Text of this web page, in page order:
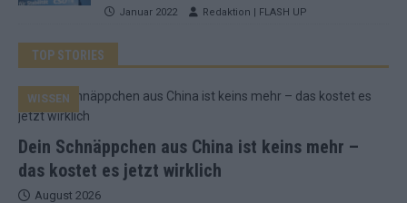
Januar 2022 Redaktion | FLASH UP
TOP STORIES
Dein Schnäppchen aus China ist keins mehr –
das kostet es jetzt wirklich
WISSEN
August 2026